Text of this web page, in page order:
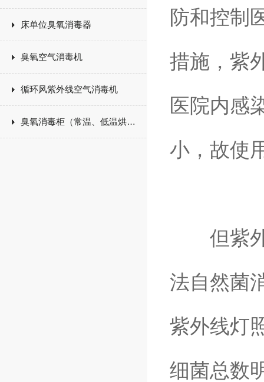
床单位臭氧消毒器
臭氧空气消毒机
循环风紫外线空气消毒机
臭氧消毒柜（常温、低温烘干）
防和控制
措施，紫
医院内感
小，故使
但紫外
法自然菌
紫外线灯
细菌总数